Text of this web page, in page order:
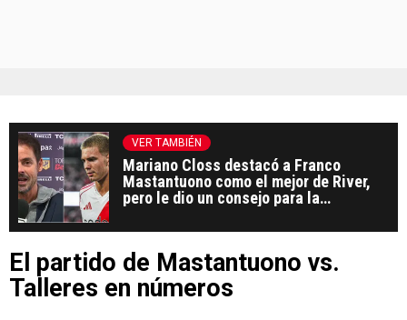
VER TAMBIÉN
Mariano Closs destacó a Franco
Mastantuono como el mejor de River,
pero le dio un consejo para la
El partido de Mastantuono vs.
Talleres en números